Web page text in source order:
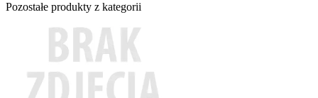
Pozostałe produkty z kategorii